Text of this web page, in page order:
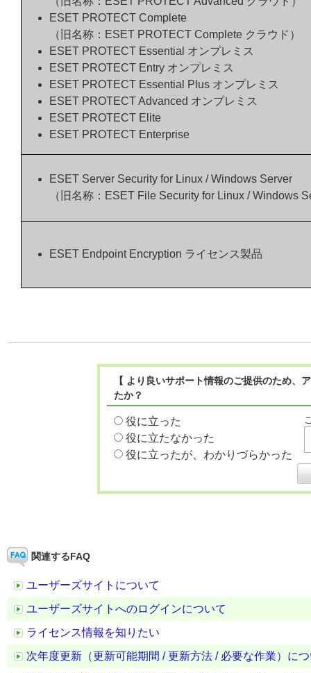
ESET PROTECT Complete
（旧名称：ESET PROTECT Complete クラウド）
ESET PROTECT Essential オンプレミス
ESET PROTECT Entry オンプレミス
ESET PROTECT Essential Plus オンプレミス
ESET PROTECT Advanced オンプレミス
ESET PROTECT Elite
ESET PROTECT Enterprise
ESET Server Security for Linux / Windows Server
（旧名称：ESET File Security for Linux / Windows
ESET Endpoint Encryption ライセンス製品
【 より良いサポート情報のご提供のため
たか？
役に立った
役に立たなかった
役に立ったが、わかりづらかった
関連するFAQ
ユーザーズサイトについて
ユーザーズサイトへのログインについて
ライセンス情報を知りたい
次年度更新（更新可能期間 / 更新方法 / 必要な作業）に